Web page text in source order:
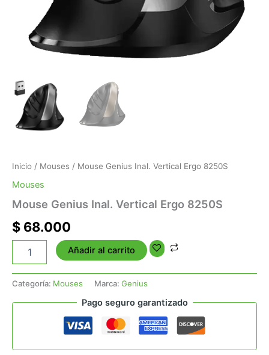
Inicio / Mouses / Mouse Genius Inal. Vertical Ergo 8250S
Mouses
Mouse Genius Inal. Vertical Ergo 8250S
$ 68.000
Añadir al carrito
Categoría: Mouses Marca: Genius
Pago seguro garantizado